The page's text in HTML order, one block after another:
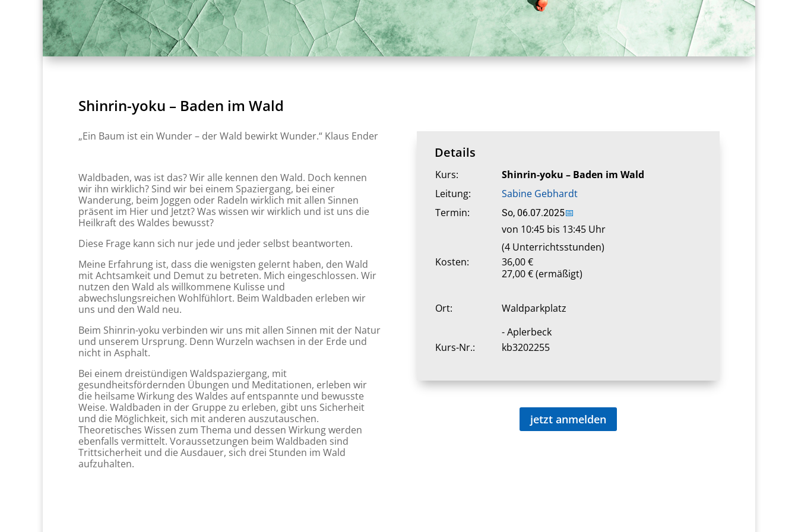
Shinrin-yoku – Baden im Wald
„Ein Baum ist ein Wunder – der Wald bewirkt Wunder.“ Klaus Ender
Waldbaden, was ist das? Wir alle kennen den Wald. Doch kennen
wir ihn wirklich? Sind wir bei einem Spaziergang, bei einer
Wanderung, beim Joggen oder Radeln wirklich mit allen Sinnen
präsent im Hier und Jetzt? Was wissen wir wirklich und ist uns die
Heilkraft des Waldes bewusst?
Diese Frage kann sich nur jede und jeder selbst beantworten.
Meine Erfahrung ist, dass die wenigsten gelernt haben, den Wald
mit Achtsamkeit und Demut zu betreten. Mich eingeschlossen. Wir
nutzen den Wald als willkommene Kulisse und
abwechslungsreichen Wohlfühlort. Beim Waldbaden erleben wir
uns und den Wald neu.
Beim Shinrin-yoku verbinden wir uns mit allen Sinnen mit der Natur
und unserem Ursprung. Denn Wurzeln wachsen in der Erde und
nicht in Asphalt.
Bei einem dreistündigen Waldspaziergang, mit
gesundheitsfördernden Übungen und Meditationen, erleben wir
die heilsame Wirkung des Waldes auf entspannte und bewusste
Weise. Waldbaden in der Gruppe zu erleben, gibt uns Sicherheit
und die Möglichkeit, sich mit anderen auszutauschen.
Theoretisches Wissen zum Thema und dessen Wirkung werden
ebenfalls vermittelt. Voraussetzungen beim Waldbaden sind
Trittsicherheit und die Ausdauer, sich drei Stunden im Wald
aufzuhalten.
Details
Kurs:
Shinrin-yoku – Baden im Wald
Leitung:
Sabine Gebhardt
Termin:
So, 06.07.2025📅
von 10:45 bis 13:45 Uhr
(4 Unterrichtsstunden)
Kosten:
36,00 €
27,00 € (ermäßigt)
Ort:
Waldparkplatz
- Aplerbeck
Kurs-Nr.:
kb3202255
jetzt anmelden